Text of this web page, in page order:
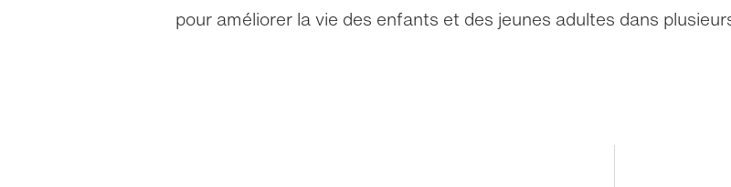
pour améliorer la vie des enfants et des jeunes adultes dans